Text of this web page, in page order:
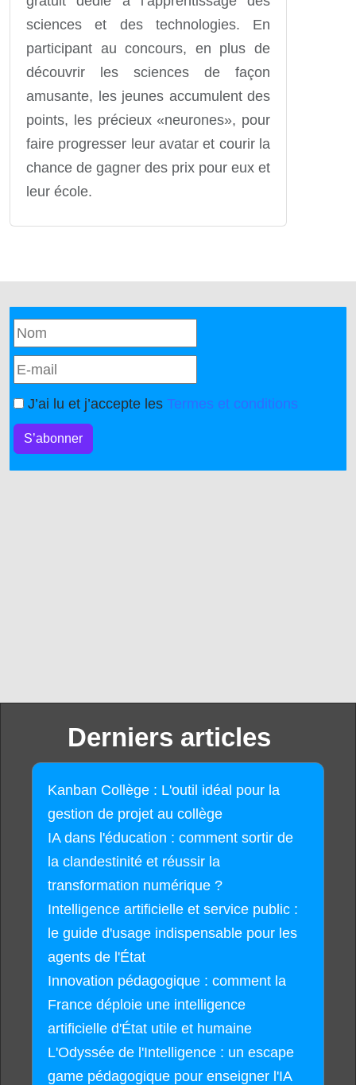
sciences et des technologies. En
participant au concours, en plus de
découvrir les sciences de façon
amusante, les jeunes accumulent des
points, les précieux «neurones», pour
faire progresser leur avatar et courir la
chance de gagner des prix pour eux et
leur école.
J’ai lu et j’accepte les Termes et conditions
S’abonner
Derniers articles
Kanban Collège : L'outil idéal pour la
gestion de projet au collège
IA dans l'éducation : comment sortir de
la clandestinité et réussir la
transformation numérique ?
Intelligence artificielle et service public :
le guide d'usage indispensable pour les
agents de l'État
Innovation pédagogique : comment la
France déploie une intelligence
artificielle d'État utile et humaine
L'Odyssée de l'Intelligence : un escape
game pédagogique pour enseigner l'IA